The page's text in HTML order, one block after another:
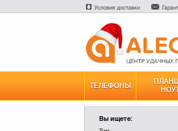
Условия доставки
ТЕЛЕФОНЫ
Вы ищете: